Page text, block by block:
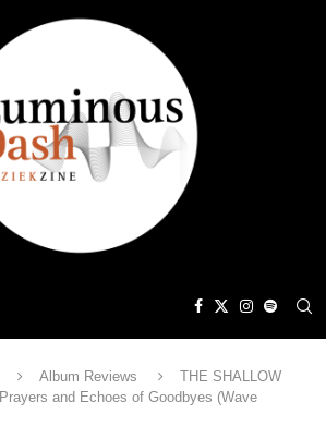
Album Reviews
THE SHALLOW
and Echoes of Goodbyes (Wave